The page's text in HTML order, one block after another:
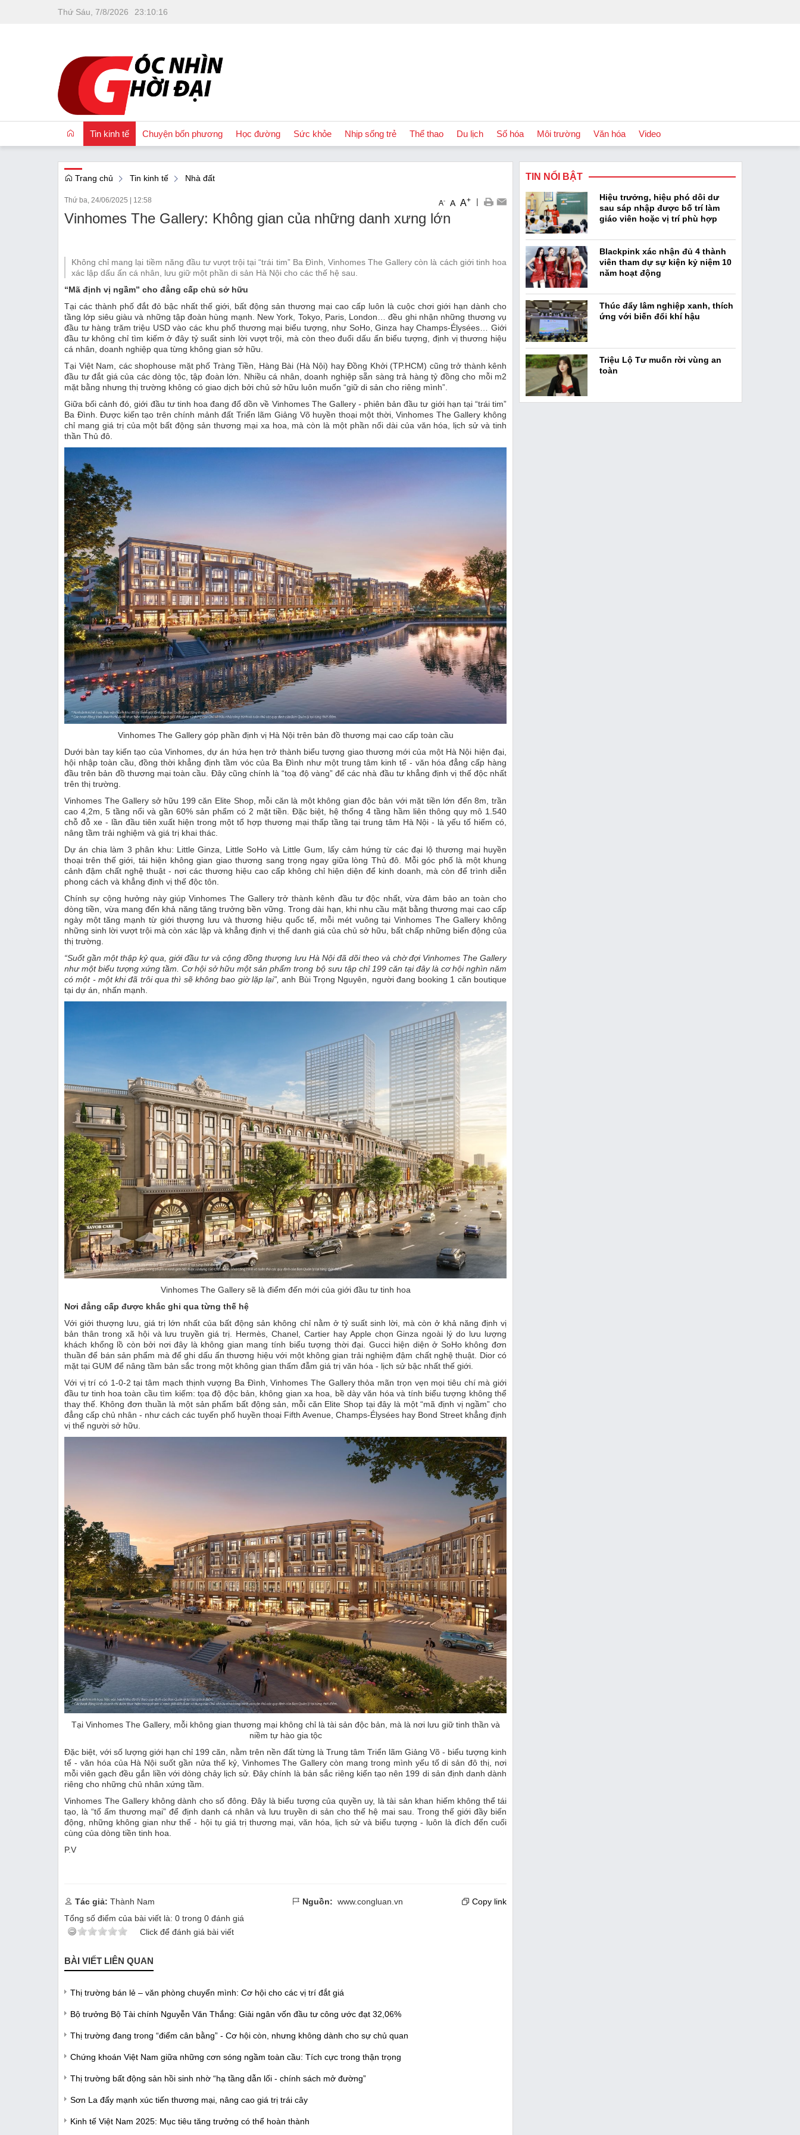
Thứ Sáu, 7/8/2026 23:10:17
Tin kinh tế
OCOP
Thị trường
Emagazine
Chuyện bốn phương Học đường Sức khỏe Nhịp sống trẻ Thể thao Du lịch Số hóa Môi trường Văn hóa
Podcast
Video
Trang chủ Tin kinh tế Nhà đất
Thứ ba, 24/06/2025 | 12:58 A- A A+ |
Vinhomes The Gallery: Không gian của những danh xưng lớn
Không chỉ mang lại tiềm năng đầu tư vượt trội tại “trái tim” Ba Đình, Vinhomes The Gallery còn là cách giới tinh hoa
xác lập dấu ấn cá nhân, lưu giữ một phần di sản Hà Nội cho các thế hệ sau.
“Mã định vị ngầm” cho đẳng cấp chủ sở hữu
Tại các thành phố đắt đỏ bậc nhất thế giới, bất động sản thương mại cao cấp luôn là cuộc chơi giới hạn dành cho
tầng lớp siêu giàu và những tập đoàn hùng mạnh. New York, Tokyo, Paris, London… đều ghi nhận những thương vụ
đầu tư hàng trăm triệu USD vào các khu phố thương mại biểu tượng, như SoHo, Ginza hay Champs-Élysées… Giới
đầu tư không chỉ tìm kiếm ở đây tỷ suất sinh lời vượt trội, mà còn theo đuổi dấu ấn biểu tượng, định vị thương hiệu
cá nhân, doanh nghiệp qua từng không gian sở hữu.
Tại Việt Nam, các shophouse mặt phố Tràng Tiền, Hàng Bài (Hà Nội) hay Đồng Khởi (TP.HCM) cũng trở thành kênh
đầu tư đắt giá của các dòng tộc, tập đoàn lớn. Nhiều cá nhân, doanh nghiệp sẵn sàng trả hàng tỷ đồng cho mỗi m2
mặt bằng nhưng thị trường không có giao dịch bởi chủ sở hữu luôn muốn “giữ di sản cho riêng mình”.
Giữa bối cảnh đó, giới đầu tư tinh hoa đang đổ dồn về Vinhomes The Gallery - phiên bản đầu tư giới hạn tại “trái tim”
Ba Đình. Được kiến tạo trên chính mảnh đất Triển lãm Giảng Võ huyền thoại một thời, Vinhomes The Gallery không
chỉ mang giá trị của một bất động sản thương mại xa hoa, mà còn là một phần nối dài của văn hóa, lịch sử và tinh
thần Thủ đô.
Vinhomes The Gallery góp phần định vị Hà Nội trên bản đồ thương mại cao cấp toàn cầu
Dưới bàn tay kiến tạo của Vinhomes, dự án hứa hẹn trở thành biểu tượng giao thương mới của một Hà Nội hiện đại,
hội nhập toàn cầu, đồng thời khẳng định tầm vóc của Ba Đình như một trung tâm kinh tế - văn hóa đẳng cấp hàng
đầu trên bản đồ thương mại toàn cầu. Đây cũng chính là “toạ độ vàng” để các nhà đầu tư khẳng định vị thế độc nhất
trên thị trường.
Vinhomes The Gallery sở hữu 199 căn Elite Shop, mỗi căn là một không gian độc bản với mặt tiền lớn đến 8m, trần
cao 4,2m, 5 tầng nổi và gần 60% sản phẩm có 2 mặt tiền. Đặc biệt, hệ thống 4 tầng hầm liên thông quy mô 1.540
chỗ đỗ xe - lần đầu tiên xuất hiện trong một tổ hợp thương mại thấp tầng tại trung tâm Hà Nội - là yếu tố hiếm có,
nâng tầm trải nghiệm và giá trị khai thác.
Dự án chia làm 3 phân khu: Little Ginza, Little SoHo và Little Gum, lấy cảm hứng từ các đại lộ thương mại huyền
thoại trên thế giới, tái hiện không gian giao thương sang trọng ngay giữa lòng Thủ đô. Mỗi góc phố là một khung
cảnh đậm chất nghệ thuật - nơi các thương hiệu cao cấp không chỉ hiện diện để kinh doanh, mà còn để trình diễn
phong cách và khẳng định vị thế độc tôn.
Chính sự cộng hưởng này giúp Vinhomes The Gallery trở thành kênh đầu tư độc nhất, vừa đảm bảo an toàn cho
dòng tiền, vừa mang đến khả năng tăng trưởng bền vững. Trong dài hạn, khi nhu cầu mặt bằng thương mại cao cấp
ngày một tăng mạnh từ giới thượng lưu và thương hiệu quốc tế, mỗi mét vuông tại Vinhomes The Gallery không
những sinh lời vượt trội mà còn xác lập và khẳng định vị thế danh giá của chủ sở hữu, bất chấp những biến động của
thị trường.
“Suốt gần một thập kỷ qua, giới đầu tư và cộng đồng thượng lưu Hà Nội đã dõi theo và chờ đợi Vinhomes The Gallery
như một biểu tượng xứng tầm. Cơ hội sở hữu một sản phẩm trong bộ sưu tập chỉ 199 căn tại đây là cơ hội nghìn năm
có một -một khi đã trôi qua thì sẽ không bao giờ lặplại”,anh Bùi Trọng Nguyên, người đang booking 1 căn boutique
tại dự án, nhấn mạnh.
Vinhomes The Gallery sẽ là điểm đến mới của giới đầu tư tinh hoa
Nơi đẳng cấp được khắc ghi qua từng thế hệ
Với giới thượng lưu, giá trị lớn nhất của bất động sản không chỉ nằm ở tỷ suất sinh lời, mà còn ở khả năng định vị
bản thân trong xã hội và lưu truyền giá trị. Hermès, Chanel, Cartier hay Apple chọn Ginza ngoài lý do lưu lượng
khách khổng lồ còn bởi nơi đây là không gian mang tính biểu tượng thời đại. Gucci hiện diện ở SoHo không đơn
thuần để bán sản phẩm mà để ghi dấu ấn thương hiệu với một không gian trải nghiệm đậm chất nghệ thuật. Dior có
mặt tại GUM để nâng tầm bản sắc trong một không gian thấm đẫm giá trị văn hóa - lịch sử bậc nhất thế giới.
Với vị trí có 1-0-2 tại tâm mạch thịnh vượng Ba Đình, Vinhomes The Gallery thỏa mãn trọn vẹn mọi tiêu chí mà giới
đầu tư tinh hoa toàn cầu tìm kiếm: tọa độ độc bản, không gian xa hoa, bề dày văn hóa và tính biểu tượng không thể
thay thế. Không đơn thuần là một sản phẩm bất động sản, mỗi căn Elite Shop tại đây là một “mã định vị ngầm” cho
đẳng cấp chủ nhân - như cách các tuyến phố huyền thoại Fifth Avenue, Champs-Élysées hay Bond Street khẳng định
vị thế người sở hữu.
Tại Vinhomes The Gallery, mỗi không gian thương mại không chỉ là tài sản độc bản, mà là nơi lưu giữ tinh thần và
niềm tự hào gia tộc
Đặc biệt, với số lượng giới hạn chỉ 199 căn, nằm trên nền đất từng là Trung tâm Triển lãm Giảng Võ - biểu tượng kinh
tế - văn hóa của Hà Nội suốt gần nửa thế kỷ, Vinhomes The Gallery còn mang trong mình yếu tố di sản đô thị, nơi
mỗi viên gạch đều gắn liền với dòng chảy lịch sử. Đây chính là bản sắc riêng kiến tạo nên 199 di sản định danh dành
riêng cho những chủ nhân xứng tầm.
Vinhomes The Gallery không dành cho số đông. Đây là biểu tượng của quyền uy, là tài sản khan hiếm không thể tái
tạo, là “tổ ấm thương mại” để định danh cá nhân và lưu truyền di sản cho thế hệ mai sau. Trong thế giới đầy biến
động, những không gian như thế - hội tụ giá trị thương mại, văn hóa, lịch sử và biểu tượng - luôn là đích đến cuối
cùng của dòng tiền tinh hoa.
P.V
Tác giả: Thành Nam Nguồn: www.congluan.vn
Copy link
Tổng số điểm của bài viết là: 0 trong 0 đánh giá
Click để đánh giá bài viết
BÀI VIẾT LIÊN QUAN
Thị trường bán lẻ – văn phòng chuyển mình: Cơ hội cho các vị trí đắt giá
Bộ trưởng Bộ Tài chính Nguyễn Văn Thắng: Giải ngân vốn đầu tư công ước đạt 32,06%
Thị trường đang trong “điểm cân bằng” - Cơ hội còn, nhưng không dành cho sự chủ quan
Chứng khoán Việt Nam giữa những cơn sóng ngầm toàn cầu: Tích cực trong thận trọng
Thị trường bất động sản hồi sinh nhờ “hạ tầng dẫn lối - chính sách mở đường”
Sơn La đẩy mạnh xúc tiến thương mại, nâng cao giá trị trái cây
Kinh tế Việt Nam 2025: Mục tiêu tăng trưởng có thể hoàn thành
TIN NỔI BẬT
Hiệu trưởng, hiệu phó dôi dư
sau sáp nhập được bố trí làm
giáo viên hoặc vị trí phù hợp
Blackpink xác nhận đủ 4 thành
viên tham dự sự kiện kỷ niệm 10
năm hoạt động
Thúc đẩy lâm nghiệp xanh, thích
ứng với biến đổi khí hậu
Triệu Lộ Tư muốn rời vùng an
toàn